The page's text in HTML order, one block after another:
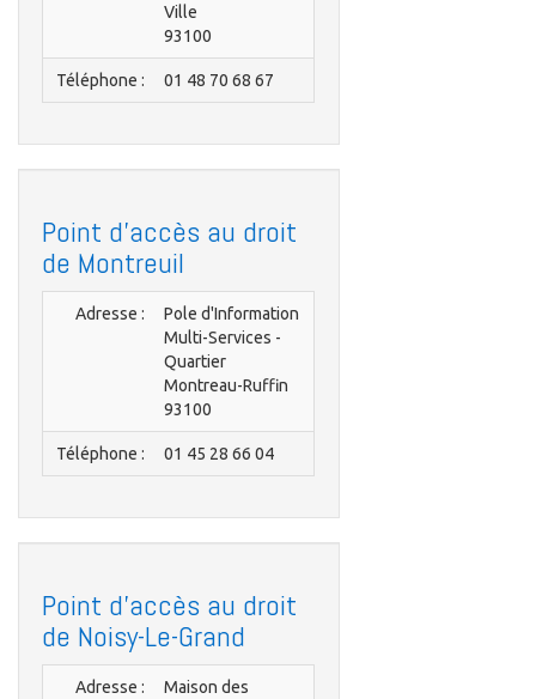
Ville
93100
Téléphone : 01 48 70 68 67
Point d'accès au droit
de Montreuil
Adresse :
Pole d'Information
Multi-Services -
Quartier
Montreau-Ruffin
93100
Téléphone : 01 45 28 66 04
Point d'accès au droit
de Noisy-Le-Grand
Adresse :
Maison des